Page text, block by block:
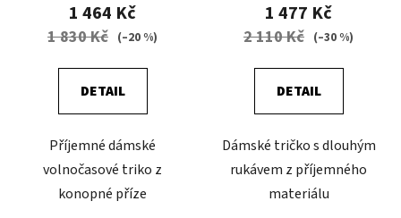
1 464 Kč
1 830 Kč (–20 %)
DETAIL
Příjemné dámské
volnočasové triko z
konopné příze
1 477 Kč
2 110 Kč (–30 %)
DETAIL
Dámské tričko s dlouhým
rukávem z příjemného
materiálu